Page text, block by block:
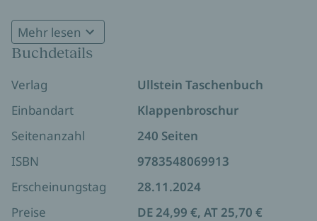
»Ein kluges und auf zurückhaltende Weise
persönliches Buch«
Sonntagszeitung
»Zaubern mit Scherben – Gabriel Zuchtriegels so
Zeitung
»So lebendig wurde noch nie über Archälogie
erzählt.«
»Ein herausragendes Sachbuch, eine Einladung,
sich zu bilden.« Denis Scheck,Druckfrisch
Mehr lesen
Buchdetails
Verlag
Ullstein Taschenbuch
Einbandart
Klappenbroschur
Seitenanzahl
240 Seiten
ISBN
9783548069913
Erscheinungstag
28.11.2024
Preise
DE 24,99 €, AT 25,70 €